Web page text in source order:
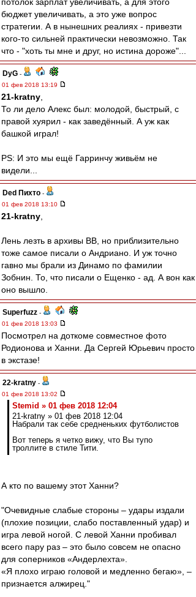
бюджет увеличивать, а это уже вопрос
стратегии. А в нынешних реалиях - привезти
кого-то сильней практически невозможно. Так
что - "хоть ты мне и друг, но истина дороже"...
DyG -
01 фев 2018 13:19
21-kratny
То ли дело Алекс был: молодой, быстрый, с
правой хуярил - как заведённый. А уж как
башкой играл!
PS: И это мы ещё Гарринчу живьём не
видели...
Ded Пихто -
01 фев 2018 13:10
21-kratny
Лень лезть в архивы ВВ, но приблизительно
тоже самое писали о Андриано. И уж точно
гавно мы брали из Динамо по фамилии
Зобнин. То, что писали о Ещенко - ад. А вон как
оно вышло.
Superfuzz -
01 фев 2018 13:03
Посмотрел на доткоме совместное фото
Родионова и Ханни. Да Сергей Юрьевич просто
в экстазе!
22-kratny -
01 фев 2018 13:02
Stemid » 01 фев 2018 12:04
21-kratny » 01 фев 2018 12:04
Набрали так себе средненьких футболистов
Вот теперь я четко вижу, что Вы тупо
троллите в стиле Тити.
А кто по вашему этот Ханни?
"Очевидные слабые стороны – удары издали
(плохие позиции, слабо поставленный удар) и
игра левой ногой. С левой Ханни пробивал
всего пару раз – это было совсем не опасно
для соперников «Андерлехта».
«Я плохо играю головой и медленно бегаю», –
признается алжирец."